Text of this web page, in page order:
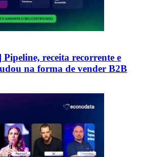
receita recorrente e
na forma de vender B2B